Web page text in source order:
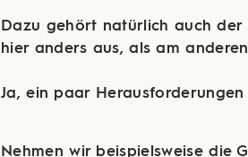
Dazu gehört natürlich auch
hier anders aus, als am
​​​​​​​Ja, ein paar
Nehmen wir beispielsweise die